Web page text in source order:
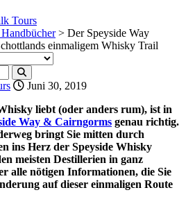
Tours
> Der Speyside Way
einmaligem Whisky Trail
Juni 30, 2019
liebt (oder anders rum), ist in
Way & Cairngorms genau richtig.
bringt Sie mitten durch
ins Herz der Speyside Whisky
meisten Destillerien in ganz
alle nötigen Informationen, die Sie
auf dieser einmaligen Route